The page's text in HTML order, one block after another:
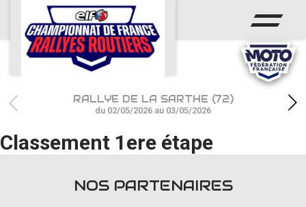
ACCUEIL
ACTUS
CALENDRIER
CHAMPIONNAT
RÉSULTATS
RALLYE DE LA SARTHE (72)
du 02/05/2026 au 03/05/2026
Classement 1ere étape
NOS PARTENAIRES